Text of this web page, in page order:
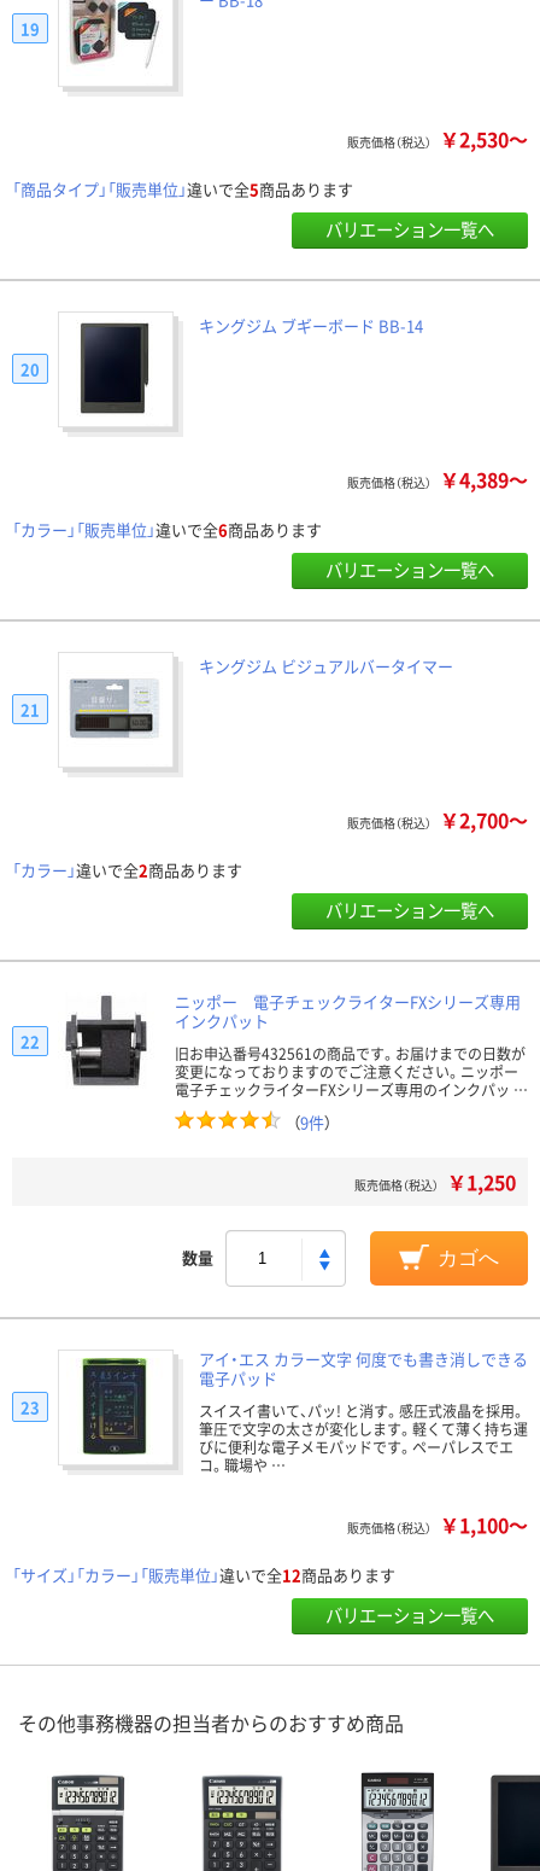
19
販売価格（税込） ￥2,530～
「商品タイプ」「販売単位」違いで全5商品あります
バリエーション一覧へ
キングジム ブギーボード BB-14
20
販売価格（税込） ￥4,389～
「カラー」「販売単位」違いで全6商品あります
バリエーション一覧へ
キングジム ビジュアルバータイマー
21
販売価格（税込） ￥2,700～
「カラー」違いで全2商品あります
バリエーション一覧へ
ニッポー 電子チェックライターFXシリーズ専用
インクパット
旧お申込番号432561の商品です。お届けまでの日数が
変更になっておりますのでご注意ください。ニッポー
電子チェックライターFXシリーズ専用のインクパッ …
（9件）
22
販売価格（税込） ￥1,250
数量 カゴへ
アイ・エス カラー文字 何度でも書き消しできる
電子パッド
スイスイ書いて、パッ! と消す。感圧式液晶を採用。
筆圧で文字の太さが変化します。軽くて薄く持ち運
びに便利な電子メモパッドです。ペーパレスでエ
コ。職場や …
23
販売価格（税込） ￥1,100～
「サイズ」「カラー」「販売単位」違いで全12商品あります
バリエーション一覧へ
その他事務機器の担当者からのおすすめ商品